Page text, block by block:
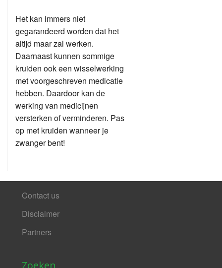
Het kan immers niet
gegarandeerd worden dat het
altijd maar zal werken.
Daarnaast kunnen sommige
kruiden ook een wisselwerking
met voorgeschreven medicatie
hebben. Daardoor kan de
werking van medicijnen
versterken of verminderen. Pas
op met kruiden wanneer je
zwanger bent!
Contact us
Disclaimer
Partners
Zoeken